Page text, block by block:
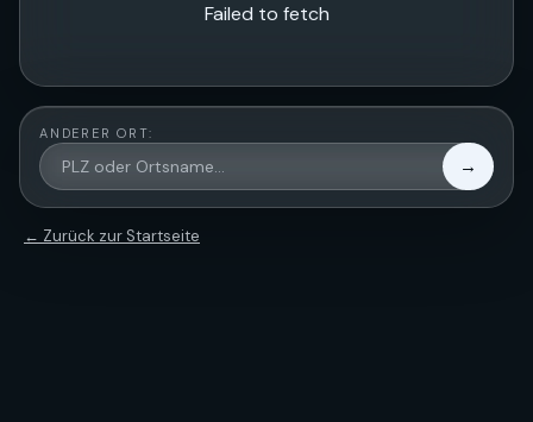
Failed to fetch
ANDERER ORT:
→
← Zurück zur Startseite